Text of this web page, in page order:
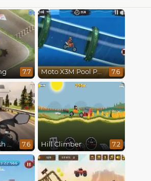
7.7 Moto X3M Pool Party 7.6
Moto Road Rash 3D 7.6 Hill Climber 7.2